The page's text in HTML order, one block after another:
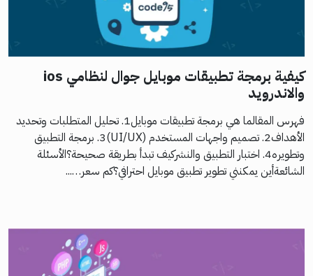
كيفية برمجة تطبيقات موبايل جوال لنظامي ios
والاندرويد
فهرس المقالما هي برمجة تطبيقات موبايل1. تحليل المتطلبات وتحديد
الأهداف2. تصميم واجهات المستخدم (UI/UX)3. برمجة التطبيق
وتطويره4. اختبار التطبيق والنشركيف تبدأ بطريقة صحيحة؟الأسئلة
الشائعةأين يمكنني تطوير تطبيق موبايل احترافي؟كم سعر…...